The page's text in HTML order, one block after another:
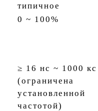
типичное
0 ~ 100%
≥ 16 нс ~ 1000 кс
(ограничена
установленной
частотой)